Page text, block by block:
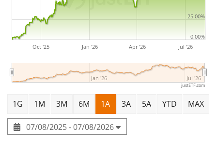
Oct '25 Jan '26 Apr '26 Jul '26
Jan '26 Jul '26
0.00%
25.00%
justETF.com
1G 1M 3M 6M 1A 3A 5A YTD MAX
07/08/2025 - 07/08/2026